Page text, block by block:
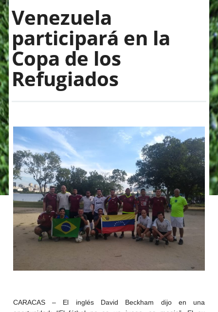
Venezuela
participará en la
Copa de los
Refugiados
CARACAS – El inglés David Beckham dijo en una